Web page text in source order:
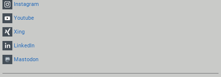
Instagram
Youtube
Xing
LinkedIn
Mastodon